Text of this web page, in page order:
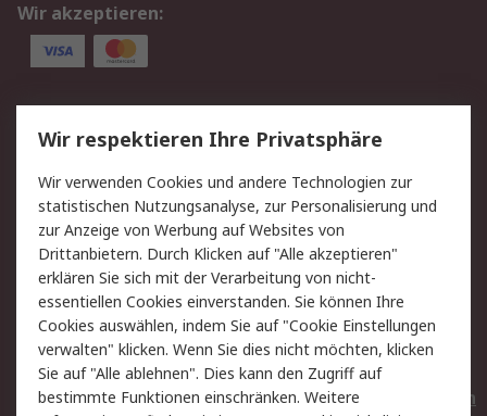
Wir akzeptieren:
Service
Value Added Services
Lieferlösungen
Rücksendungen
Kontakt
Hilfe
Privatkunden
Rechtliches
AGB
Datenschutz
Cookie-Richtlinie
Zahlungsbedingungen
Copyright/Impressum
Entsorgung
Elektrogeräte/Batterien
Wir respektieren Ihre Privatsphäre
Wir verwenden Cookies und andere Technologien zur
statistischen Nutzungsanalyse, zur Personalisierung und
zur Anzeige von Werbung auf Websites von
Drittanbietern. Durch Klicken auf "Alle akzeptieren"
erklären Sie sich mit der Verarbeitung von nicht-
essentiellen Cookies einverstanden. Sie können Ihre
Cookies auswählen, indem Sie auf "Cookie Einstellungen
verwalten" klicken. Wenn Sie dies nicht möchten, klicken
Sie auf "Alle ablehnen". Dies kann den Zugriff auf
bestimmte Funktionen einschränken. Weitere